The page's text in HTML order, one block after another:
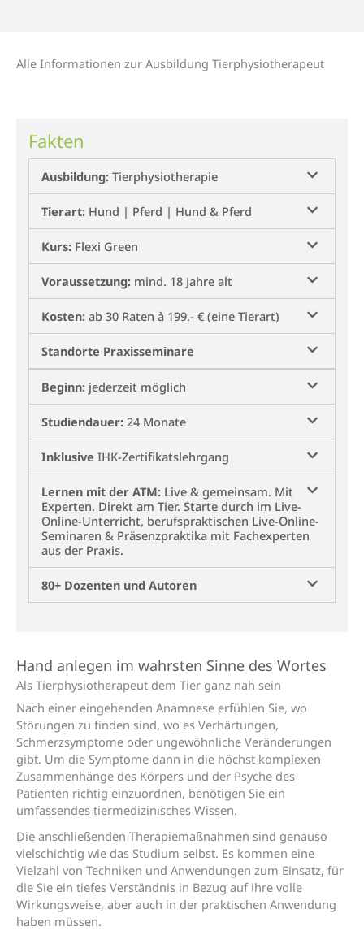
Alle Informa­tionen zur Ausbildung Tierphysio­therapeut
Fakten
Ausbildung: Tierphysiotherapie
Tierart: Hund | Pferd | Hund & Pferd
Kurs: Flexi Green
Voraussetzung: mind. 18 Jahre alt
Kosten: ab 30 Raten à 199.- € (eine Tierart)
Standorte Praxisseminare
Beginn: jederzeit möglich
Studiendauer: 24 Monate
Inklusive IHK-Zertifikatslehrgang
Lernen mit der ATM: Live & gemeinsam. Mit
Experten. Direkt am Tier. Starte durch im Live-
Online-Unterricht, berufspraktischen Live-Online-
Seminaren & Präsenzpraktika mit Fachexperten
aus der Praxis.
80+ Dozenten und Autoren
Qualitätssiegel der
Weiterbildung
Hand anlegen im wahrsten Sinne des Wortes
Als Tierphysio­therapeut dem Tier ganz nah sein
Nach einer eingehenden Anamnese erfühlen Sie, wo
Störungen zu finden sind, wo es Verhärtungen,
Schmerzsymptome oder ungewöhnliche Veränderungen
gibt. Um die Symptome dann in die höchst komplexen
Zusammenhänge des Körpers und der Psyche des
Patienten richtig einzuordnen, benötigen Sie ein
umfassendes tiermedizinisches Wissen.
Die anschließenden Therapiemaßnahmen sind genauso
vielschichtig wie das Studium selbst. Es kommen eine
Vielzahl von Techniken und Anwendungen zum Einsatz, für
die Sie ein tiefes Verständnis in Bezug auf ihre volle
Wirkungsweise, aber auch in der praktischen Anwendung
haben müssen.